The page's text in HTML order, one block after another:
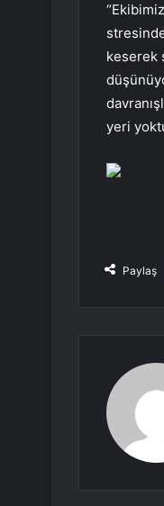
keserek
yeri
Paylaş